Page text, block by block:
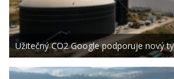
Užitečný CO2 Google podporuje nový